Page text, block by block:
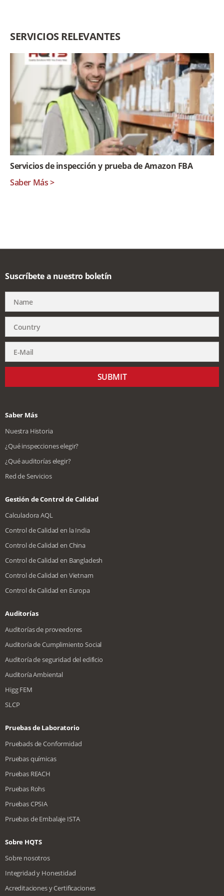
SERVICIOS RELEVANTES
Servicios de inspección y prueba de Amazon FBA
Saber Más >
Suscríbete a nuestro boletín
SUBMIT
Saber Más
Nuestra Historia
¿Qué inspecciones elegir?
¿Qué auditorías elegir?
Red de Servicios
Gestión de Control de Calidad
Calculadora AQL
Control de Calidad en la India
Control de Calidad en China
Control de Calidad en Bangladesh
Control de Calidad en Vietnam
Control de Calidad en Europa
Auditorías
Auditorías de proveedores
Auditoría de Cumplimiento Social
Auditoría de seguridad del edificio
Auditoría Ambiental
Higg FEM
SLCP
Pruebas de Laboratorio
Pruebads de Conformidad
Pruebas químicas
Pruebas REACH
Pruebas Rohs
Pruebas CPSIA
Pruebas de Embalaje ISTA
Sobre HQTS
Sobre nosotros
Integridad y Honestidad
Acreditaciones y Certificaciones